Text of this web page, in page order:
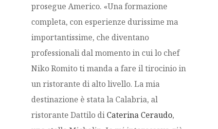
prosegue Americo. «Una formazione
completa, con esperienze durissime ma
importantissime, che diventano
professionali dal momento in cui lo chef
Niko Romito ti manda a fare il tirocinio in
un ristorante di alto livello. La mia
destinazione è stata la Calabria, al
ristorante Dattilo di Caterina Ceraudo,